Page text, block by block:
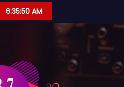
6:35:51 AM